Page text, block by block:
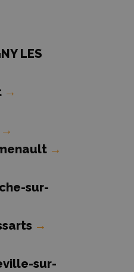
LES
→
→
→
sur-
→
sur-